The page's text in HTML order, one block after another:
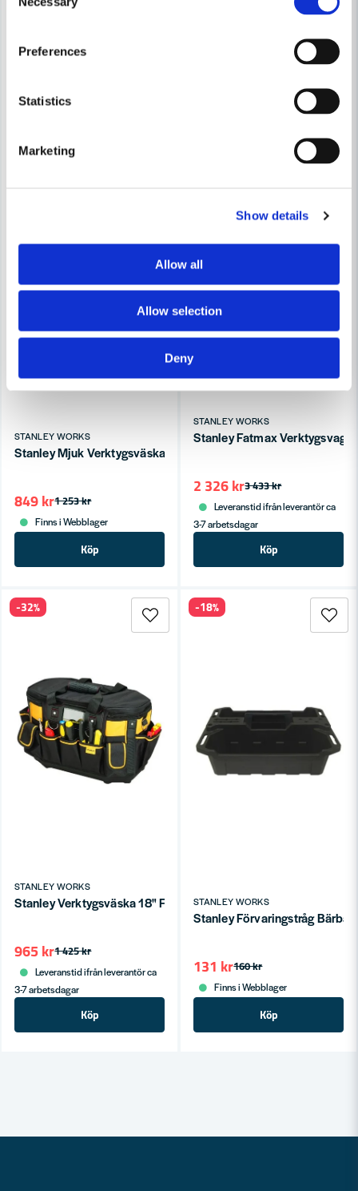
Selection
Preferences
Statistics
Marketing
Show details
Allow all
Allow selection
Deny
STANLEY WORKS
Stanley Mjuk Verktygsväska Fatmax FMST1-73607
1 253 kr
849 kr
Finns i Webblager
Köp
STANLEY WORKS
Stanley Fatmax
3 433 kr
2 326 kr
Leveranstid ifrån leverantör ca
3-7 arbetsdagar
Köp
STANLEY WORKS
Stanley Verktygsväska 18" Fatmax FMST1-70749
1 425 kr
965 kr
Leveranstid ifrån leverantör ca
3-7 arbetsdagar
Köp
-32%
STANLEY WORKS
Stanley Förvaringstråg Bärbar
160 kr
131 kr
Finns i Webblager
Köp
-18%